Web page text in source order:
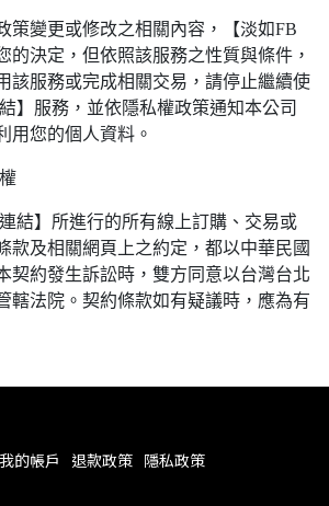
策變更或修改之相關內容，【淡如FB
的決定，但依照該服務之性質與條件，
該服務或完成相關交易，請停止繼續使
】服務，並依隱私權政策通知本公司
用您的個人資料。
結】所進行的所有線上訂購、交易或
款及相關網頁上之約定，都以中華民國
契約發生訴訟時，雙方同意以台灣台北
轄法院。契約條款如有疑議時，應為有
我的帳戶 退款政策 隱私政策